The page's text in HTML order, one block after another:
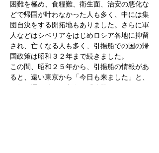
困難を極め、食糧難、衛生面、治安の悪化な
どで帰国が叶わなかった人も多く、中には集
団自決をする開拓地もありました。さらに軍
人などはシベリアをはじめロシア各地に抑留
され、亡くなる人も多く、引揚船での国の帰
国政策は昭和３２年まで続きました。
この間、昭和２５年から、引揚船の情報があ
ると、遠い東京から「今日も来ました」と、